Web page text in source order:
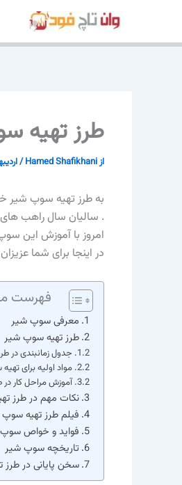
محتوا
طرز تهیه سوپ شیر
ازHamed Shafikhani
/
به طرز تهیه سوپ شیر
. سالیان سال راهب
امروز با آموزش این
در اینجا برای شما
فهرست
معرفی سوپ شیر
طرز تهیه سوپ شیر
جدول زمانبندی در
مواد اولیه برای
آموزش مراحل کار
نکات مهم در طرز
فیلم طرز تهیه
فواید و خواص
تاریخچه سوپ شیر
سخن پایانی در